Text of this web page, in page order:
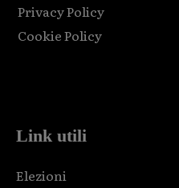
Privacy Policy
Cookie Policy
Link utili
Elezioni